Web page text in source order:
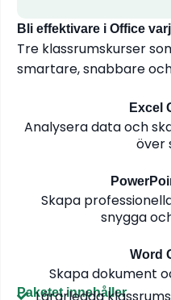
Bli effektivare i Office
Tre klassrumskurser
smartare, snabbare
Excel
Analysera data och
över
Skapa
snygga
Word
Skapa dokument
Paketet innehåller
Lärarledda